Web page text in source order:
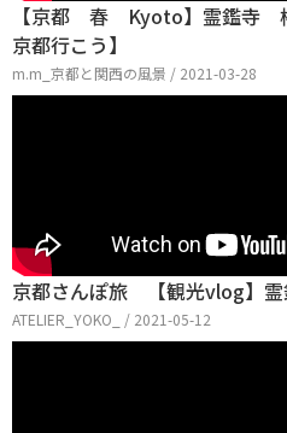
【京都 春 Kyoto】霊鑑寺
京都行こう】
m.m_京都と関西の風景 / 2021-03-28
京都さんぽ旅 【観光vlog】霊
ATELIER_YOKO_ / 2021-05-12